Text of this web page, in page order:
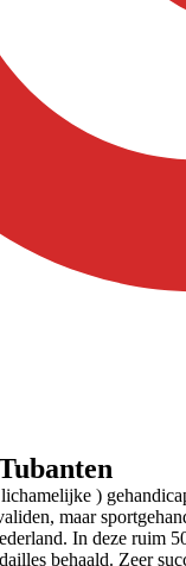
)
maar
In deze ruim
behaald. Zeer